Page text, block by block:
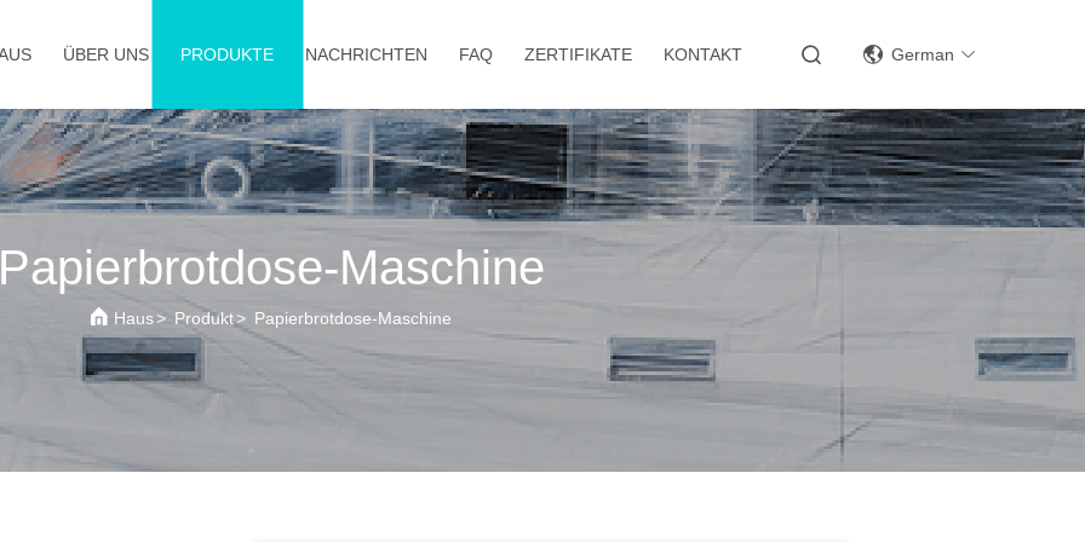
ÜBER UNS PRODUKTE NACHRICHTEN FAQ ZERTIFIKATE KONTAKT German
Maschine
Haus> Produkt> Papierbrotdose-Maschine